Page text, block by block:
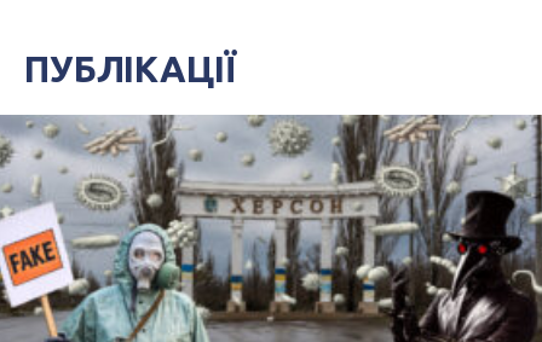
ПУБЛІКАЦІЇ